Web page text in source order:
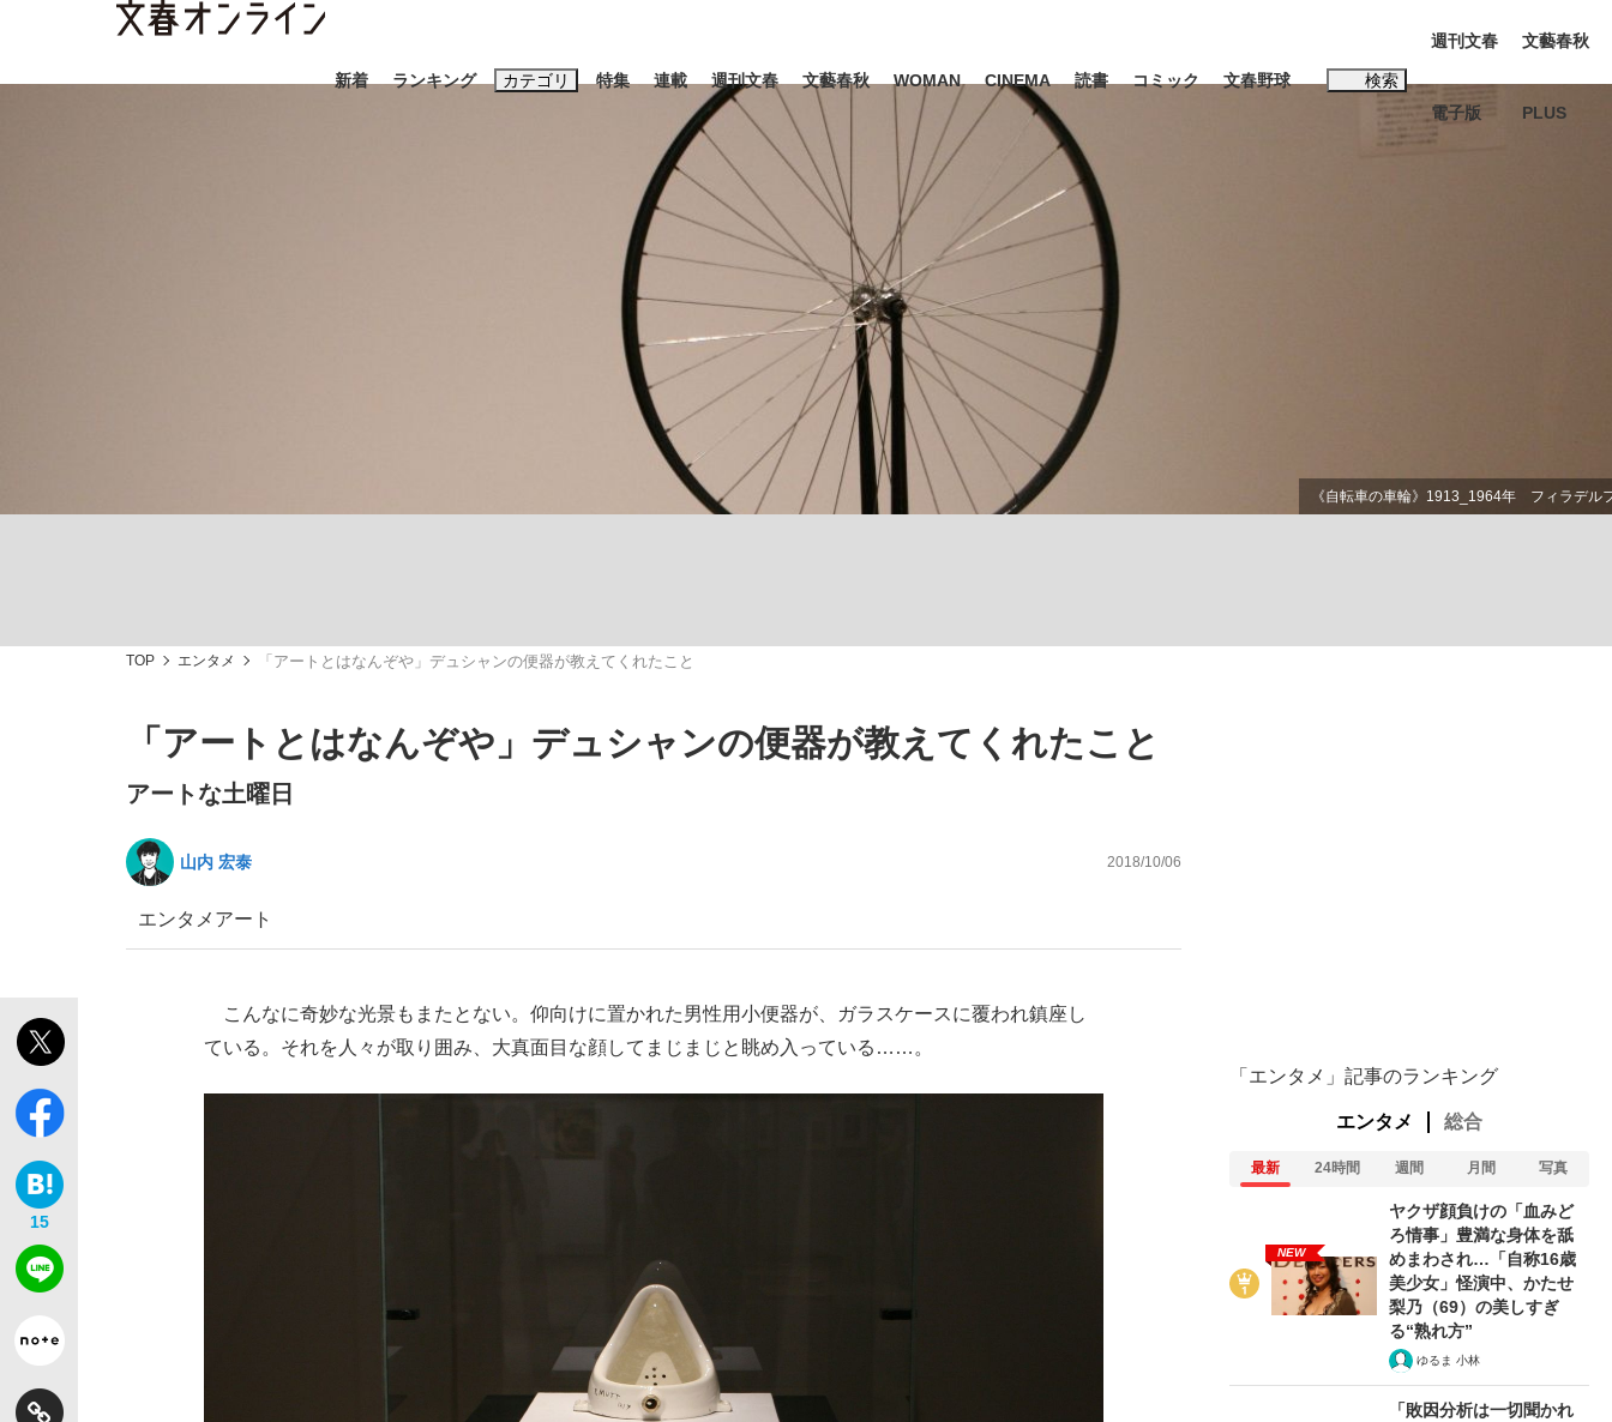
新着 ランキング カテゴリ
エンタメ ライフ ビジネス インタビュー
「90%は失敗する。でも…」本田圭佑が初めて明かした日本代表監督に... 「最悪の空気のまま解散」WBC日本代表“敗戦”の真実 選手が明かす...
「敗因分析は一切聞かれなかった」侍ジャパン選手が証言した“NPB聞... 「クマが悪者扱いされているのが悲しい」『北の国から』倉本聰氏（91...
「目標達成できなかったからと言って…」サッカー日本代表・森保一監督...
特集
観る将棋、読む将棋
キングの誕生を、目撃せよ。
もっと見る
連載 週刊文春 文藝春秋 WOMAN CINEMA 読書 コミック 文春野球 検索
キーワード入力
おすすめのキーワードタグ一覧
#高市早苗 #森岡毅 #城彰二 #内田有紀
#亀和田武
週刊文春
電子版
文藝春秋
PLUS
TOP エンタメ 「アートとはなんぞや」デュシャンの便器が教えてくれたこと
「アートとはなんぞや」デュシャンの便器が教えてくれたこと
アートな土曜日
山内 宏泰 2018/10/06
エンタメ アート
15
こんなに奇妙な光景もまたとない。仰向けに置かれた男性用小便器が、ガラスケースに覆われ鎮座し
ている。それを人々が取り囲み、大真面目な顔してまじまじと眺め入っている……。
「エンタメ」記事のランキング
エンタメ 総合
最新 24時間 週間 月間 写真
NEW
ヤクザ顔負けの「血みど
ろ情事」豊満な身体を舐
めまわされ…「自称16歳
美少女」怪演中、かたせ
梨乃（69）の美しすぎ
る“熟れ方”
ゆるま 小林
「敗因分析は一切聞かれ